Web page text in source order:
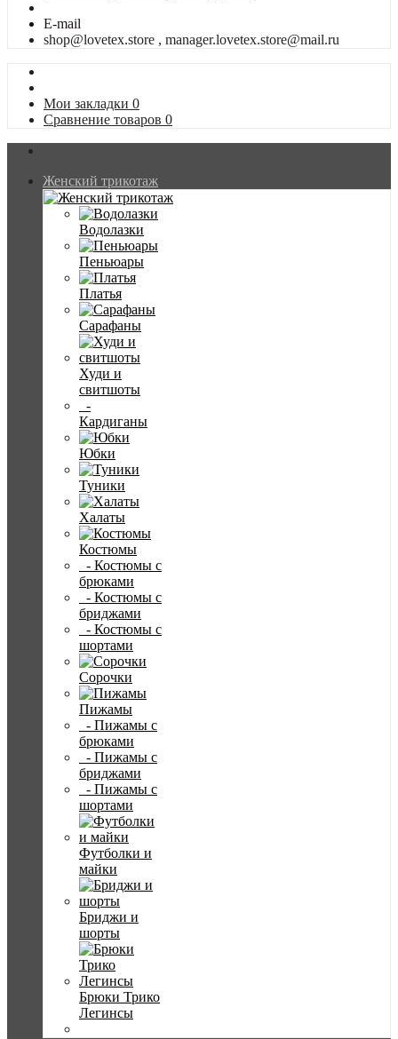
E-mail
shop@lovetex.store , manager.lovetex.store@mail.ru
Мои закладки 0
Сравнение товаров 0
Женский трикотаж
Водолазки
Пеньюары
Платья
Сарафаны
Худи и
свитшоты
-
Кардиганы
Юбки
Туники
Халаты
Костюмы
- Костюмы с
брюками
- Костюмы с
бриджами
- Костюмы с
шортами
Сорочки
Пижамы
- Пижамы с
брюками
- Пижамы с
бриджами
- Пижамы с
шортами
Футболки и
майки
Бриджи и
шорты
Брюки Трико
Легинсы